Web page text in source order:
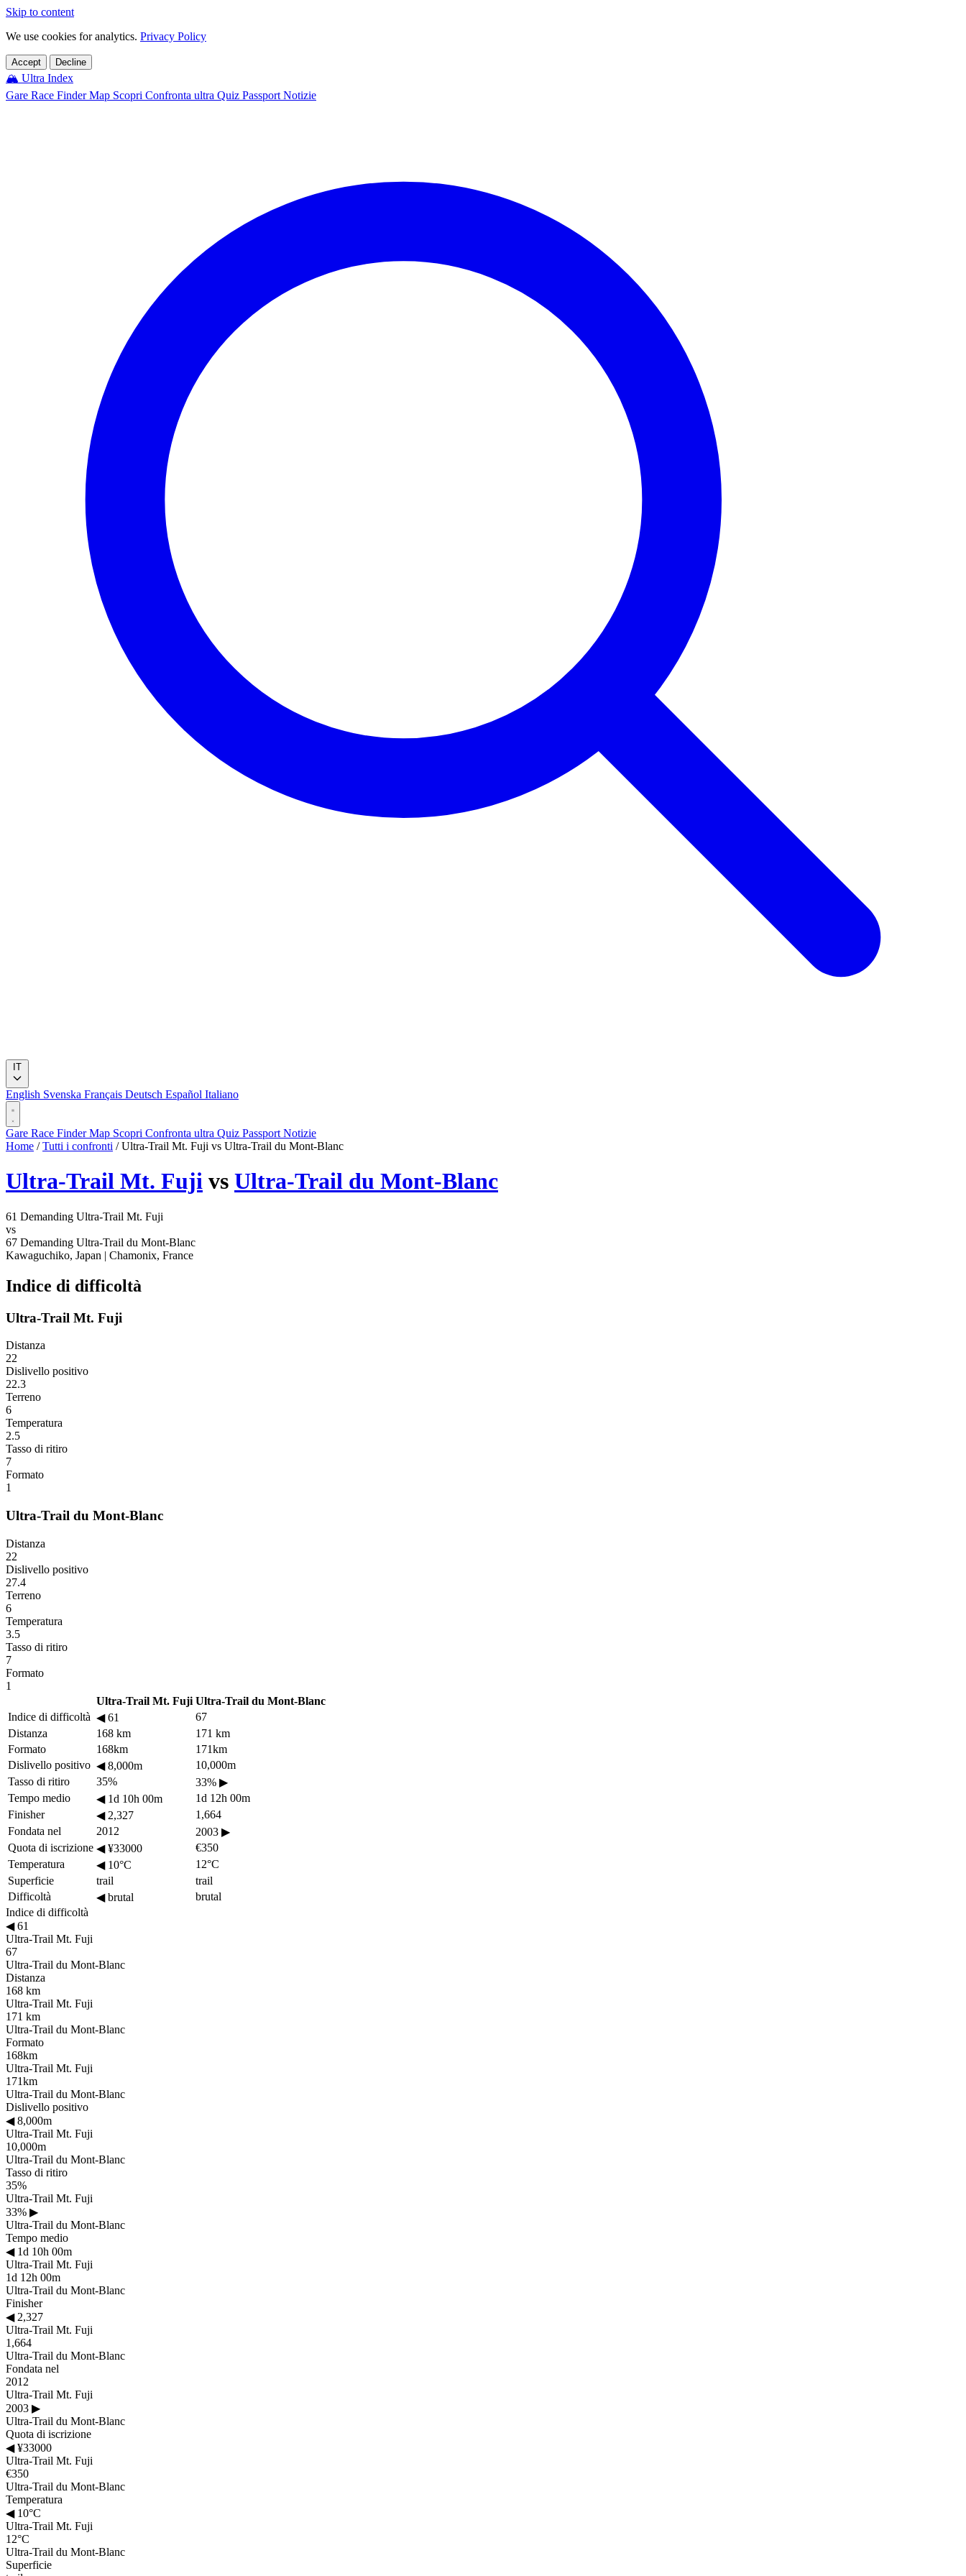
Skip to content
We use cookies for analytics. Privacy Policy
Accept Decline
🏔️ Ultra Index
Gare Race FinderMap Scopri Confronta ultra Quiz Passport Notizie
English Svenska Français Deutsch Español Italiano
Gare Race FinderMap Scopri Confronta ultra Quiz Passport Notizie
Home / Tutti i confronti / Ultra-Trail Mt. Fuji vs Ultra-Trail du Mont-Blanc
Ultra-Trail Mt. Fuji vs Ultra-Trail du Mont-Blanc
61 Demanding Ultra-Trail Mt. Fuji
vs
67 Demanding Ultra-Trail du Mont-Blanc
Kawaguchiko, Japan | Chamonix, France
Indice di difficoltà
Ultra-Trail Mt. Fuji
Distanza
22
Dislivello positivo
22.3
Terreno
6
Temperatura
2.5
Tasso di ritiro
7
Formato
1
Ultra-Trail du Mont-Blanc
Distanza
22
Dislivello positivo
27.4
Terreno
6
Temperatura
3.5
Tasso di ritiro
7
Formato
1
Ultra-Trail Mt. Fuji Ultra-Trail du Mont-Blanc
Indice di difficoltà ◀61
67
Distanza
168 km
171 km
Formato
168km
171km
Dislivello positivo ◀8,000m
10,000m
Tasso di ritiro
35% 33% ▶
Tempo medio
◀1d 10h 00m
1d 12h 00m
Finisher
◀2,327
1,664
Fondata nel
2012 2003 ▶
Quota di iscrizione ◀¥33000
€350
Temperatura
◀10°C
12°C
Superficie
trail
trail
Difficoltà
◀brutal
brutal
Indice di difficoltà
◀61
Ultra-Trail Mt. Fuji
67
Ultra-Trail du Mont-Blanc
Distanza
168 km
Ultra-Trail Mt. Fuji
171 km
Ultra-Trail du Mont-Blanc
Formato
168km
Ultra-Trail Mt. Fuji
171km
Ultra-Trail du Mont-Blanc
Dislivello positivo
◀8,000m
Ultra-Trail Mt. Fuji
10,000m
Ultra-Trail du Mont-Blanc
Tasso di ritiro
35%
Ultra-Trail Mt. Fuji
33% ▶
Ultra-Trail du Mont-Blanc
Tempo medio
◀1d 10h 00m
Ultra-Trail Mt. Fuji
1d 12h 00m
Ultra-Trail du Mont-Blanc
Finisher
◀2,327
Ultra-Trail Mt. Fuji
1,664
Ultra-Trail du Mont-Blanc
Fondata nel
2012
Ultra-Trail Mt. Fuji
2003 ▶
Ultra-Trail du Mont-Blanc
Quota di iscrizione
◀¥33000
Ultra-Trail Mt. Fuji
€350
Ultra-Trail du Mont-Blanc
Temperatura
◀10°C
Ultra-Trail Mt. Fuji
12°C
Ultra-Trail du Mont-Blanc
Superficie